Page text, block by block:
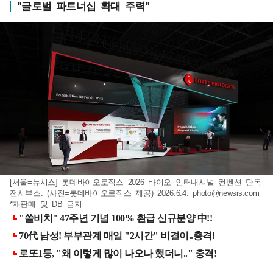
"글로벌 파트너십 확대 주력"
[서울=뉴시스] 롯데바이오로직스 2026 바이오 인터내셔널 컨벤션 단독
전시부스. (사진=롯데바이오로직스 제공) 2026.6.4.photo@newsis.com
*재판매 및 DB 금지